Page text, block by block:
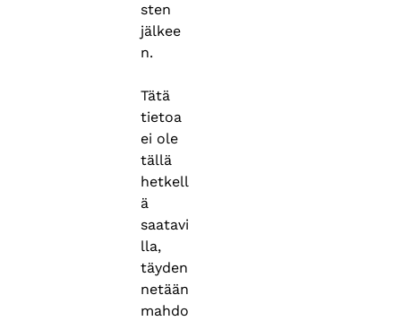
sten
jälkee
n.
Tätä
tietoa
ei ole
tällä
hetkell
ä
saatavi
lla,
täyden
netään
mahdo